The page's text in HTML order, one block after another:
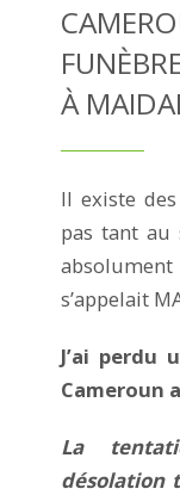
À
Il existe
pas tant au
s’appelait
J’ai perdu
Cameroun
La
désolation